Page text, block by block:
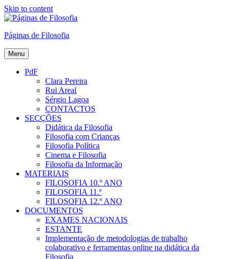
Skip to content
Páginas de Filosofia
Menu
PdF
Clara Pereira
Rui Areal
Sérgio Lagoa
CONTACTOS
SECÇÕES
Didática da Filosofia
Filosofia com Crianças
Filosofia Política
Cinema e Filosofia
Filosofia da Informação
MATERIAIS
FILOSOFIA 10.º ANO
FILOSOFIA 11.º
FILOSOFIA 12.º ANO
DOCUMENTOS
EXAMES NACIONAIS
ESTANTE
Implementação de metodologias de trabalho
colaborativo e ferramentas online na didática da
Filosofia